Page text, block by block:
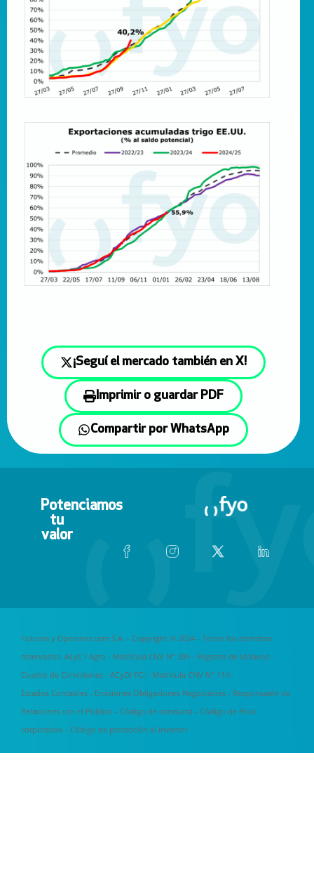
¡Seguí el mercado también en X!
Imprimir o guardar PDF
Compartir por WhatsApp
Potenciamos
tu
valor
Futuros y Opciones.com S.A. - Copyright © 2024 - Todos los derechos
reservados. ALyC I Agro - Matrícula CNV N° 295 - Registro de idóneos -
Cuadro de Comisiones - ACyDI FCI - Matrícula CNV N° 114 -
Estados Contables - Emisiones Obligaciones Negociables - Responsable de
Relaciones con el Público - Código de conducta - Código de ética
corporativo - Código de protección al inversor